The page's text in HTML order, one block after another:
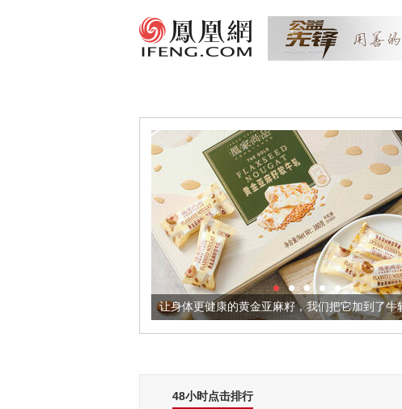
让身体更健康的黄金亚麻籽，我们把它加到了牛
48小时点击排行